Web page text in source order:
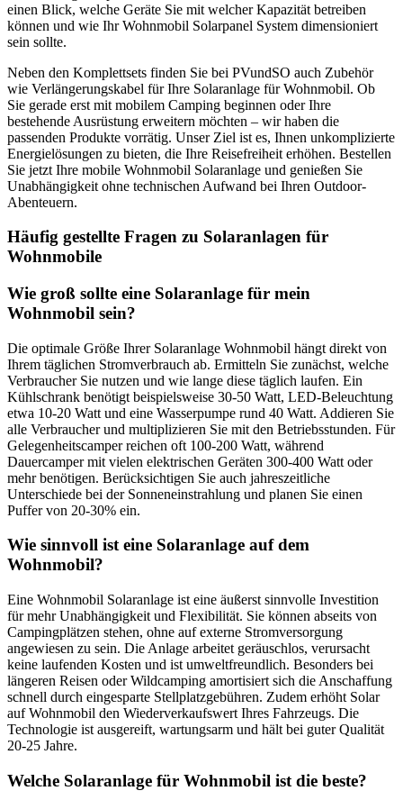
einen Blick, welche Geräte Sie mit welcher Kapazität betreiben
können und wie Ihr Wohnmobil Solarpanel System dimensioniert
sein sollte.
Neben den Komplettsets finden Sie bei PVundSO auch Zubehör
wie Verlängerungskabel für Ihre Solaranlage für Wohnmobil. Ob
Sie gerade erst mit mobilem Camping beginnen oder Ihre
bestehende Ausrüstung erweitern möchten – wir haben die
passenden Produkte vorrätig. Unser Ziel ist es, Ihnen unkomplizierte
Energielösungen zu bieten, die Ihre Reisefreiheit erhöhen. Bestellen
Sie jetzt Ihre mobile Wohnmobil Solaranlage und genießen Sie
Unabhängigkeit ohne technischen Aufwand bei Ihren Outdoor-
Abenteuern.
Häufig gestellte Fragen zu Solaranlagen für
Wohnmobile
Wie groß sollte eine Solaranlage für mein
Wohnmobil sein?
Die optimale Größe Ihrer Solaranlage Wohnmobil hängt direkt von
Ihrem täglichen Stromverbrauch ab. Ermitteln Sie zunächst, welche
Verbraucher Sie nutzen und wie lange diese täglich laufen. Ein
Kühlschrank benötigt beispielsweise 30-50 Watt, LED-Beleuchtung
etwa 10-20 Watt und eine Wasserpumpe rund 40 Watt. Addieren Sie
alle Verbraucher und multiplizieren Sie mit den Betriebsstunden. Für
Gelegenheitscamper reichen oft 100-200 Watt, während
Dauercamper mit vielen elektrischen Geräten 300-400 Watt oder
mehr benötigen. Berücksichtigen Sie auch jahreszeitliche
Unterschiede bei der Sonneneinstrahlung und planen Sie einen
Puffer von 20-30% ein.
Wie sinnvoll ist eine Solaranlage auf dem
Wohnmobil?
Eine Wohnmobil Solaranlage ist eine äußerst sinnvolle Investition
für mehr Unabhängigkeit und Flexibilität. Sie können abseits von
Campingplätzen stehen, ohne auf externe Stromversorgung
angewiesen zu sein. Die Anlage arbeitet geräuschlos, verursacht
keine laufenden Kosten und ist umweltfreundlich. Besonders bei
längeren Reisen oder Wildcamping amortisiert sich die Anschaffung
schnell durch eingesparte Stellplatzgebühren. Zudem erhöht Solar
auf Wohnmobil den Wiederverkaufswert Ihres Fahrzeugs. Die
Technologie ist ausgereift, wartungsarm und hält bei guter Qualität
20-25 Jahre.
Welche Solaranlage für Wohnmobil ist die beste?